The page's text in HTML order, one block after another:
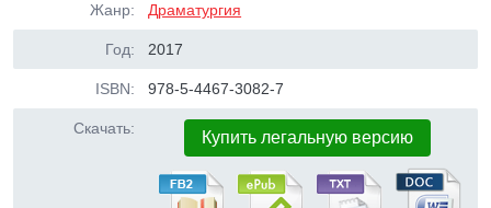
Жанр: Драматургия
Год: 2017
ISBN: 978-5-4467-3082-7
Скачать: Купить легальную версию